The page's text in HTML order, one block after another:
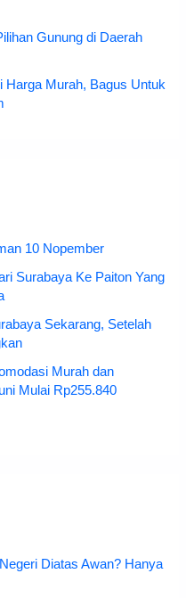
Gunung di Daerah
Harga Murah, Bagus Untuk
10 Nopember
Surabaya Ke Paiton Yang
Sekarang, Setelah
Murah dan
Mulai Rp255.840
Diatas Awan? Hanya